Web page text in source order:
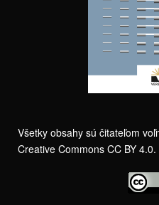
Všetky obsahy sú čitateľom
Creative Commons CC BY 4.0.